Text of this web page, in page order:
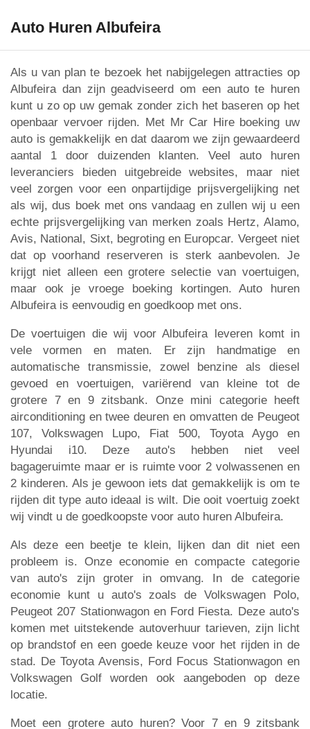
Auto Huren Albufeira
Als u van plan te bezoek het nabijgelegen attracties op
Albufeira dan zijn geadviseerd om een auto te huren
kunt u zo op uw gemak zonder zich het baseren op het
openbaar vervoer rijden. Met Mr Car Hire boeking uw
auto is gemakkelijk en dat daarom we zijn gewaardeerd
aantal 1 door duizenden klanten. Veel auto huren
leveranciers bieden uitgebreide websites, maar niet
veel zorgen voor een onpartijdige prijsvergelijking net
als wij, dus boek met ons vandaag en zullen wij u een
echte prijsvergelijking van merken zoals Hertz, Alamo,
Avis, National, Sixt, begroting en Europcar. Vergeet niet
dat op voorhand reserveren is sterk aanbevolen. Je
krijgt niet alleen een grotere selectie van voertuigen,
maar ook je vroege boeking kortingen. Auto huren
Albufeira is eenvoudig en goedkoop met ons.
De voertuigen die wij voor Albufeira leveren komt in
vele vormen en maten. Er zijn handmatige en
automatische transmissie, zowel benzine als diesel
gevoed en voertuigen, variërend van kleine tot de
grotere 7 en 9 zitsbank. Onze mini categorie heeft
airconditioning en twee deuren en omvatten de Peugeot
107, Volkswagen Lupo, Fiat 500, Toyota Aygo en
Hyundai i10. Deze auto's hebben niet veel
bagageruimte maar er is ruimte voor 2 volwassenen en
2 kinderen. Als je gewoon iets dat gemakkelijk is om te
rijden dit type auto ideaal is wilt. Die ooit voertuig zoekt
wij vindt u de goedkoopste voor auto huren Albufeira.
Als deze een beetje te klein, lijken dan dit niet een
probleem is. Onze economie en compacte categorie
van auto's zijn groter in omvang. In de categorie
economie kunt u auto's zoals de Volkswagen Polo,
Peugeot 207 Stationwagon en Ford Fiesta. Deze auto's
komen met uitstekende autoverhuur tarieven, zijn licht
op brandstof en een goede keuze voor het rijden in de
stad. De Toyota Avensis, Ford Focus Stationwagon en
Volkswagen Golf worden ook aangeboden op deze
locatie.
Moet een grotere auto huren? Voor 7 en 9 zitsbank